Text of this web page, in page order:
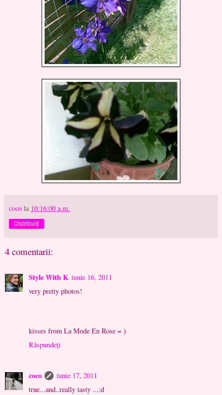
coco la 10:16:00 a.m.
Distribuiți
4 comentarii:
Style With K iunie 16, 2011
very pretty photos!
kisses from La Mode En Rose = )
Răspundeți
coco
iunie 17, 2011
true...and..really tasty ...:d